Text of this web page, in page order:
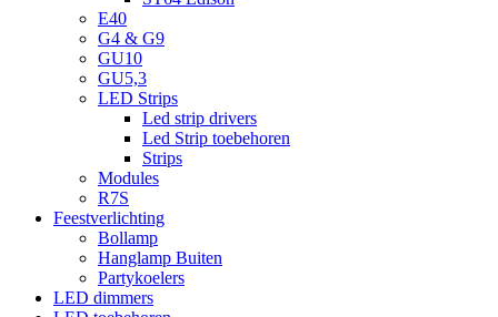
E40
G4 & G9
GU10
GU5,3
LED Strips
Led strip drivers
Led Strip toebehoren
Strips
Modules
R7S
Feestverlichting
Bollamp
Hanglamp Buiten
Partykoelers
LED dimmers